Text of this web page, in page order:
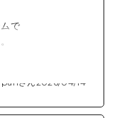
うになりまし
で
panさん2026/04/14